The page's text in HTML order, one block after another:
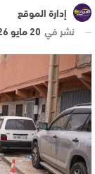
إدارة الموقع
نشر في 20 مايو 2026 الساعة 17 و 01 دقيقة